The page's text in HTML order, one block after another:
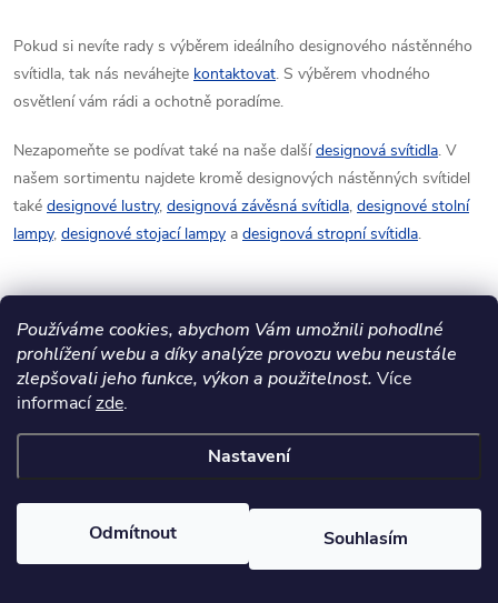
Používáme cookies, abychom Vám umožnili pohodlné
prohlížení webu a díky analýze provozu webu neustále
zlepšovali jeho funkce, výkon a použitelnost. Více
informacízde.
Nastavení
Odmítnout Souhlasím
Pokud si nevíte rady s výběrem ideálního designového nástěnného
svítidla, tak nás neváhejte kontaktovat. S výběrem vhodného
osvětlení vám rádi a ochotně poradíme.
Nezapomeňte se podívat také na naše dalšídesignová svítidla. V
našem sortimentu najdete kromě designových nástěnných svítidel
také designové lustry, designová závěsná svítidla, designové stolní
lampy, designové stojací lampy a designová stropní svítidla.
Z
á
Mějte přehled o novinkách